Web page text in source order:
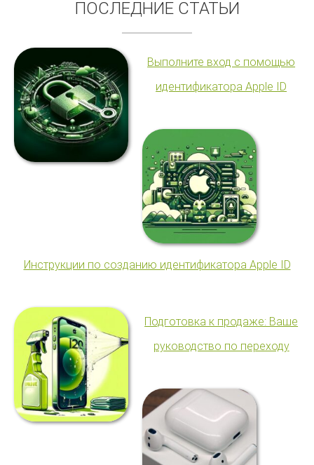
ПОСЛЕДНИЕ СТАТЬИ
Выполните вход с помощью
идентификатора Apple ID
Инструкции по созданию идентификатора Apple ID
Подготовка к продаже: Ваше
руководство по переходу